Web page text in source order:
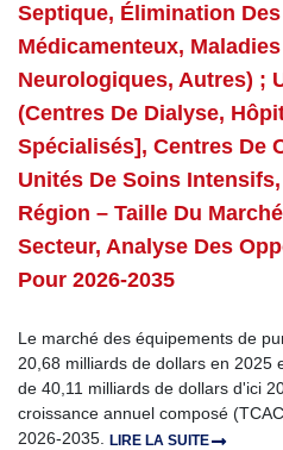
Septique, Élimination
Médicamenteux,
Neurologiques, Autres) ;
(centres De Dialyse,
Spécialisés], Centres De
Unités De Soins
Région – Taille Du
Secteur, Analyse Des
Pour 2026-2035
Le marché des équipements de
20,68 milliards de dollars en 2025
de 40,11 milliards de dollars d'ici
croissance annuel composé
2026-2035. LIRE LA SUITE